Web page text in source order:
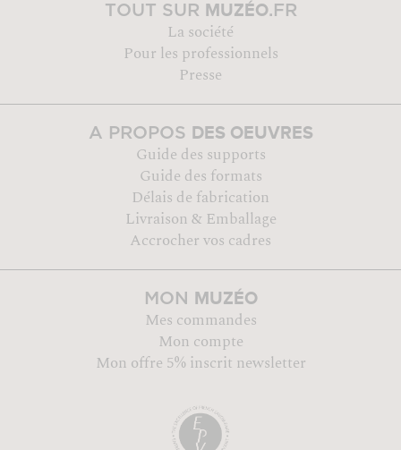
TOUT SUR MUZÉO.FR
La société
Pour les professionnels
Presse
A PROPOS DES OEUVRES
Guide des supports
Guide des formats
Délais de fabrication
Livraison & Emballage
Accrocher vos cadres
MON MUZÉO
Mes commandes
Mon compte
Mon offre 5% inscrit newsletter